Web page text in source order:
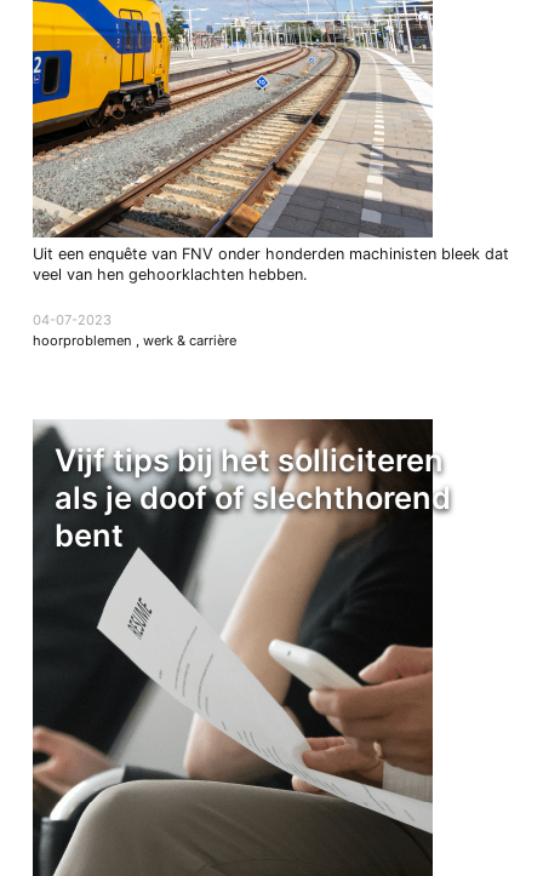
Uit een enquête van FNV onder honderden machinisten bleek dat
veel van hen gehoorklachten hebben.
04-07-2023
hoorproblemen , werk & carrière
Vijf tips bij het solliciteren
als je doof of slechthorend
bent